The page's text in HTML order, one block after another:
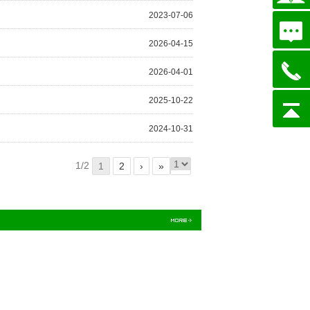
2023-07-06
2026-04-15
2026-04-01
2025-10-22
2024-10-31
1/2 1 2 › »